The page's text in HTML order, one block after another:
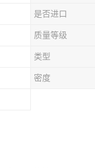
是否进口
质量等级
类型
密度